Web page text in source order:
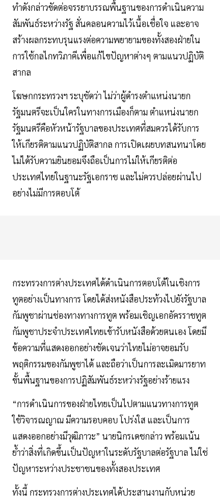
ทำดังกล่าวขัดต่อจรรยาบรรณพื้นฐานของการดำเนินความ
สัมพันธ์ระหว่างรัฐ สั่นคลอนความไว้เนื้อเชื่อใจ และอาจ
สร้างผลกระทบรุนแรงต่อความพยายามของทั้งสองฝ่ายใน
การใช้กลไกทวิภาคีเพื่อแก้ไขปัญหาต่างๆ ตามแนวปฏิบัติ
สากล
โฆษกกระทรวงฯ ระบุชัดว่า ไม่ว่าผู้ดำรงตำแหน่งนายก
รัฐมนตรีจะเป็นใครในทางการเมืองก็ตาม ตำแหน่งนายก
รัฐมนตรีคือหัวหน้ารัฐบาลของประเทศที่สมควรได้รับการ
ให้เกียรติตามแนวปฏิบัติสากล การเปิดเผยบทสนทนาโดย
ไม่ได้รับความยินยอมจึงถือเป็นการไม่ให้เกียรติต่อ
ประเทศไทยในฐานะรัฐเอกราช และไม่ควรปล่อยผ่านไป
อย่างไม่มีการตอบโต้
กระทรวงการต่างประเทศได้ดำเนินการตอบโต้ในเชิงการ
ทูตอย่างเป็นทางการ โดยได้ส่งหนังสือประท้วงไปยังรัฐบาล
กัมพูชาผ่านช่องทางทางการทูต พร้อมเชิญเอกอัครราชทูต
กัมพูชาประจำประเทศไทยเข้ารับหนังสือด้วยตนเอง โดยมี
ข้อความที่แสดงออกอย่างชัดเจนว่าไทยไม่อาจยอมรับ
พฤติกรรมของกัมพูชาได้ และถือว่าเป็นการละเมิดมารยาท
ขั้นพื้นฐานของการปฏิสัมพันธ์ระหว่างรัฐอย่างร้ายแรง
“การดำเนินการของฝ่ายไทยเป็นไปตามแนวทางการทูต
ใช้วิจารณญาณ มีความรอบคอบ โปร่งใส และเป็นการ
แสดงออกอย่างมีวุฒิภาวะ” นายนิกรเดชกล่าว พร้อมเน้น
ย้ำว่าสิ่งที่เกิดขึ้นเป็นปัญหาในระดับรัฐบาลต่อรัฐบาล ไม่ใช่
ปัญหาระหว่างประชาชนของทั้งสองประเทศ
ทั้งนี้ กระทรวงการต่างประเทศได้ประสานงานกับหน่วย